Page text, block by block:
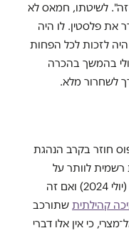
לשיטתו, חמאס לא
את פלסטין. לו היה
לזכות לכל הפחות
בהמשך בהכרה
לשחרור מלא.
חוזר בקרב הנהגת
לוותר על
השלטון בעזה – אם זה בהצהרת בייג'ין (יולי 2024) ואם זה
קהילתית שתורכב
כי אין אלו דברי